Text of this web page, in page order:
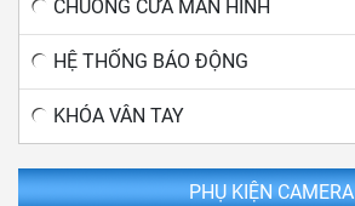
CHUÔNG CỬA MÀN HÌNH
HỆ THỐNG BÁO ĐỘNG
KHÓA VÂN TAY
PHỤ KIỆN CAMERA